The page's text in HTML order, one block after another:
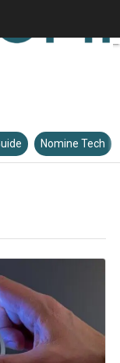
Nomine Tech